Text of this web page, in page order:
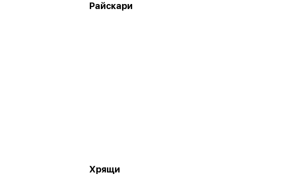
Райскари
Хрящи